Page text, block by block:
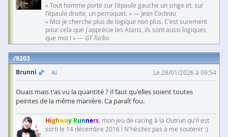
« Tout homme porte sur l'épaule gauche un singe et, sur
l'épaule droite, un perroquet. » — Jean Cocteau
« Moi je cherche plus de logique non plus. C'est surement
pour cela que j'apprécie les Ataris, ils sont aussi logiques
que moi ! » — GT Turbo
9203
Brunni
Le 28/01/2026 à 09:54
Ouais mais t'as vu la quantité ? Il faut qu'elles soient toutes
peintes de la même manière. Ca paraît fou.
Highway Runners , mon jeu de racing à la Outrun qu'il est
sorti le 14 décembre 2016 ! N'hésitez pas à me soutenir :)